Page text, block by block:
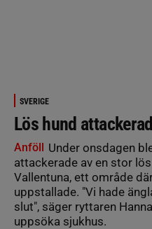
SVERIGE
Lös hund
Anföll Under onsdagen
attackerade av en stor
Vallentuna, ett område
uppstallade. "Vi hade
slut", säger ryttaren
uppsöka sjukhus.